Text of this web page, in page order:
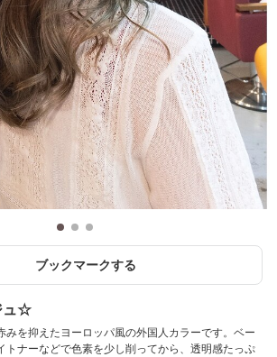
ブックマークする
ュ☆
みを抑えたヨーロッパ風の外国人カラーです。ベー
トナーなどで色素を少し削ってから、透明感たっぷ